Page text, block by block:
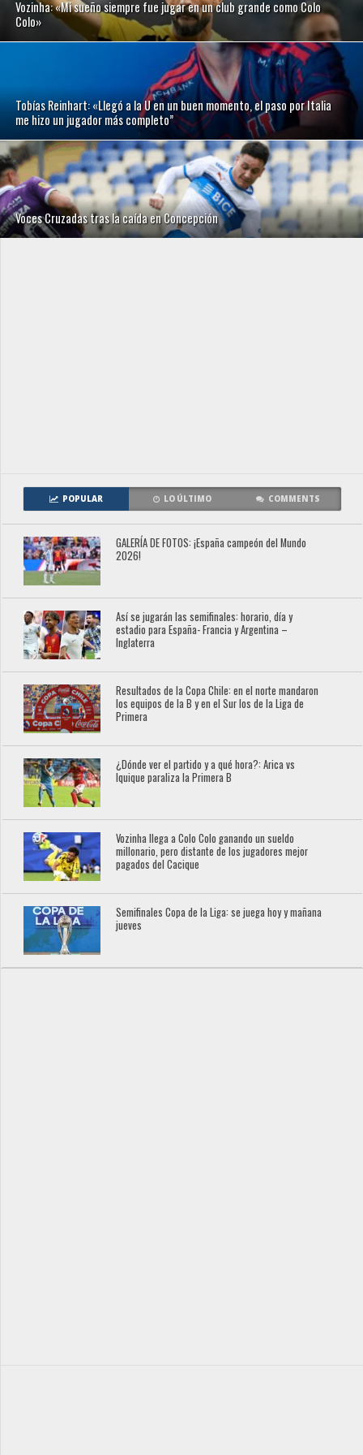
Vozinha: «Mi sueño siempre fue jugar en un club grande como Colo
Colo»
Tobías Reinhart: «Llegó a la U en un buen momento, el paso por Italia
me hizo un jugador más completo”
Voces Cruzadas tras la caída en Concepción
POPULAR LO ÚLTIMO COMMENTS
GALERÍA DE FOTOS: ¡España campeón del Mundo
2026!
Así se jugarán las semifinales: horario, día y
estadio para España- Francia y Argentina –
Inglaterra
Resultados de la Copa Chile: en el norte mandaron
los equipos de la B y en el Sur los de la Liga de
Primera
¿Dónde ver el partido y a qué hora?: Arica vs
Iquique paraliza la Primera B
Vozinha llega a Colo Colo ganando un sueldo
millonario, pero distante de los jugadores mejor
pagados del Cacique
Semifinales Copa de la Liga: se juega hoy y mañana
jueves